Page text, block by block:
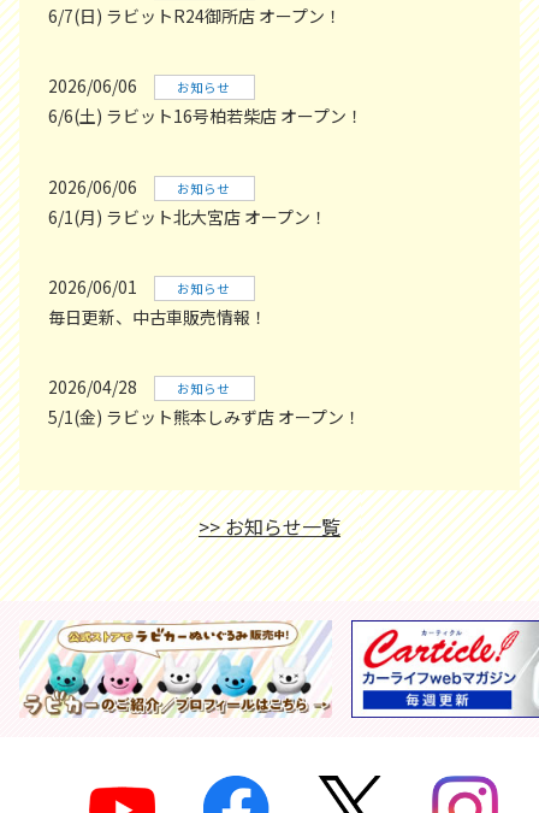
6/7(日) ラビットR24御所店 オープン！
2026/06/06 お知らせ
6/6(土) ラビット16号柏若柴店 オープン！
2026/06/06 お知らせ
6/1(月) ラビット北大宮店 オープン！
2026/06/01 お知らせ
毎日更新、中古車販売情報！
2026/04/28 お知らせ
5/1(金) ラビット熊本しみず店 オープン！
>> お知らせ一覧